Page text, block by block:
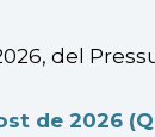
del
de 2026